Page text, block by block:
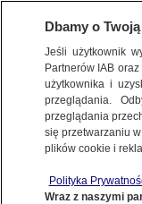
BIZNES
ZE ŚWIATA
rekord
Dbamy o
Jeśli użytkownik
Partnerów IAB
użytkownika i
przeglądania.
przeglądania
się przetwarzaniu
plików cookie i
Polityka
Wraz z naszymi